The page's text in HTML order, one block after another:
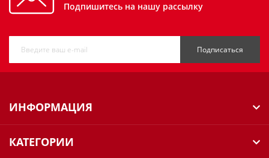
Подпишитесь на нашу рассылку
Подписаться
ИНФОРМАЦИЯ
КАТЕГОРИИ